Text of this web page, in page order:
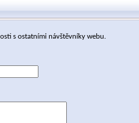
s ostatními návštěvníky webu.